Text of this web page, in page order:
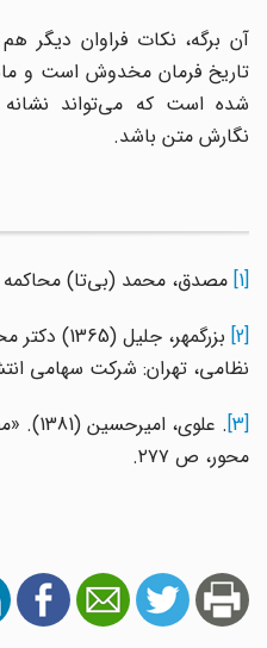
تاریخ فرمان مخدوش است و ماه
شده است که می‌تواند نشانه
نگارش متن باشد.
مصدق، محمد (بی‌تا) محاکمه و
بزرگمهر، جلیل
نظامی، تهران: شرکت سهامی
. علوی،
محور، ص ۲۷۷.